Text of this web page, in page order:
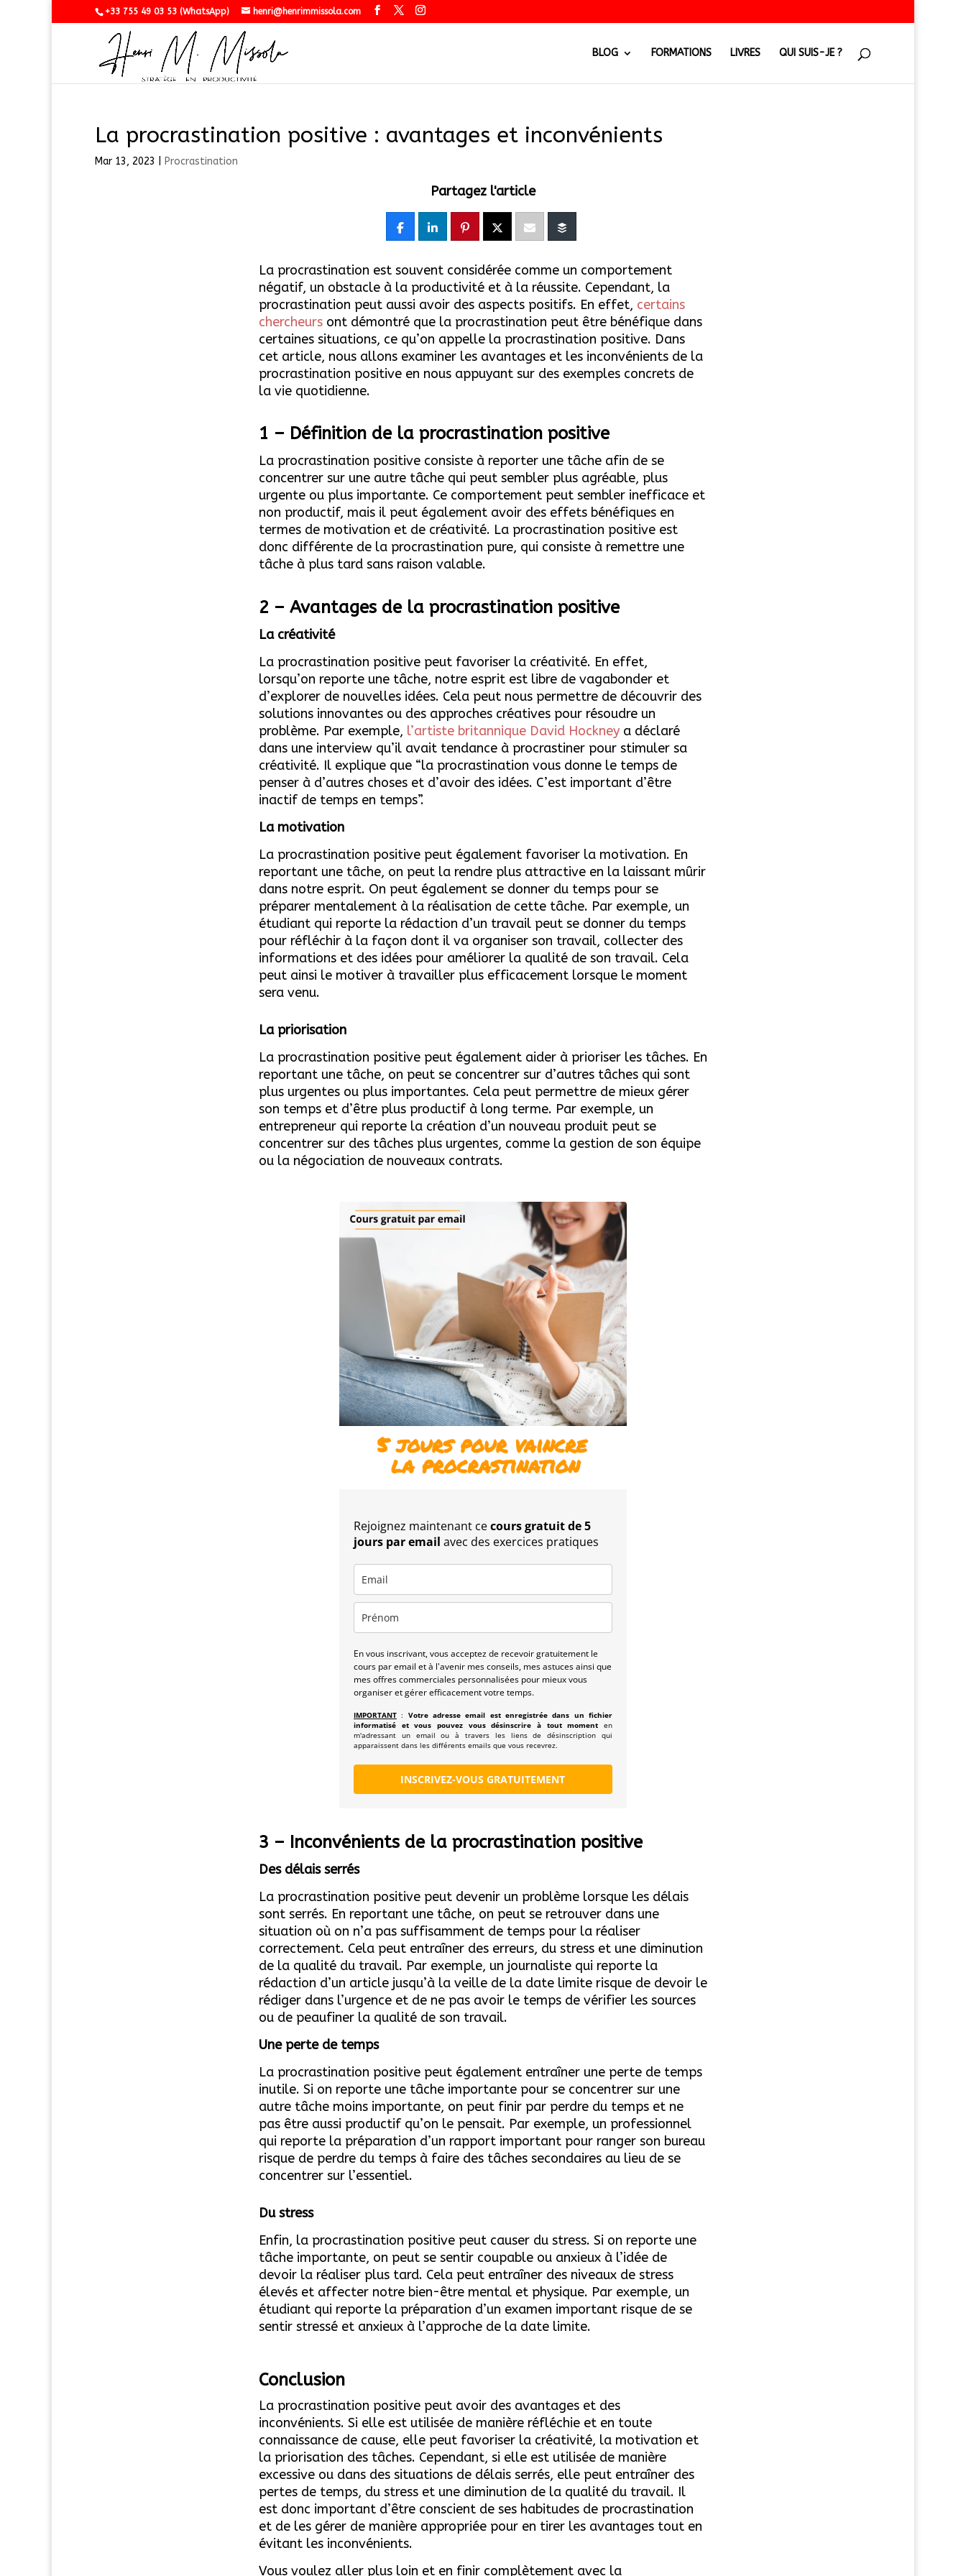
+33 755 49 03 53 (WhatsApp) henri@henrimmissola.com
BLOG FORMATIONS LIVRES QUI SUIS-JE ?
La procrastination positive : avantages et inconvénients
Mar 13, 2023 Procrastination
Partagez l'article
La procrastination est souvent considérée comme un comportement
négatif, un obstacle à la productivité et à la réussite. Cependant, la
procrastination peut aussi avoir des aspects positifs. En effet, certains
chercheursont démontré que la procrastination peut être bénéfique dans
certaines situations, ce qu’on appelle la procrastination positive. Dans
cet article, nous allons examiner les avantages et les inconvénients de la
procrastination positive en nous appuyant sur des exemples concrets de
la vie quotidienne.
1 – Définition de la procrastination positive
La procrastination positive consiste à reporter une tâche afin de se
concentrer sur une autre tâche qui peut sembler plus agréable, plus
urgente ou plus importante. Ce comportement peut sembler inefficace et
non productif, mais il peut également avoir des effets bénéfiques en
termes de motivation et de créativité. La procrastination positive est
donc différente de la procrastination pure, qui consiste à remettre une
tâche à plus tard sans raison valable.
2 – Avantages de la procrastination positive
La créativité
La procrastination positive peut favoriser la créativité. En effet,
lorsqu’on reporte une tâche, notre esprit est libre de vagabonder et
d’explorer de nouvelles idées. Cela peut nous permettre de découvrir des
solutions innovantes ou des approches créatives pour résoudre un
problème. Par exemple, l’artiste britannique David Hockneya déclaré
dans une interview qu’il avait tendance à procrastiner pour stimuler sa
créativité. Il explique que “la procrastination vous donne le temps de
penser à d’autres choses et d’avoir des idées. C’est important d’être
inactif de temps en temps”.
La motivation
La procrastination positive peut également favoriser la motivation. En
reportant une tâche, on peut la rendre plus attractive en la laissant mûrir
dans notre esprit. On peut également se donner du temps pour se
préparer mentalement à la réalisation de cette tâche. Par exemple, un
étudiant qui reporte la rédaction d’un travail peut se donner du temps
pour réfléchir à la façon dont il va organiser son travail, collecter des
informations et des idées pour améliorer la qualité de son travail. Cela
peut ainsi le motiver à travailler plus efficacement lorsque le moment
sera venu.
La priorisation
La procrastination positive peut également aider à prioriser les tâches. En
reportant une tâche, on peut se concentrer sur d’autres tâches qui sont
plus urgentes ou plus importantes. Cela peut permettre de mieux gérer
son temps et d’être plus productif à long terme. Par exemple, un
entrepreneur qui reporte la création d’un nouveau produit peut se
concentrer sur des tâches plus urgentes, comme la gestion de son équipe
ou la négociation de nouveaux contrats.
Rejoignez maintenant cecours gratuit de 5
jours par email avec des exercices pratiques
En vous inscrivant, vous acceptez de recevoir gratuitement le
cours par email et à l'avenir mes conseils, mes astuces ainsi que
mes offres commerciales personnalisées pour mieux vous
organiser et gérer efficacement votre temps.
IMPORTANT: Votre adresse email est enregistrée dans un fichier
informatisé et vous pouvez vous désinscrire à tout moment en
m'adressant un email ou à travers les liens de désinscription qui
apparaissent dans les différents emails que vous recevrez.
INSCRIVEZ-VOUS GRATUITEMENT
3 – Inconvénients de la procrastination positive
Des délais serrés
La procrastination positive peut devenir un problème lorsque les délais
sont serrés. En reportant une tâche, on peut se retrouver dans une
situation où on n’a pas suffisamment de temps pour la réaliser
correctement. Cela peut entraîner des erreurs, du stress et une diminution
de la qualité du travail. Par exemple, un journaliste qui reporte la
rédaction d’un article jusqu’à la veille de la date limite risque de devoir le
rédiger dans l’urgence et de ne pas avoir le temps de vérifier les sources
ou de peaufiner la qualité de son travail.
Une perte de temps
La procrastination positive peut également entraîner une perte de temps
inutile. Si on reporte une tâche importante pour se concentrer sur une
autre tâche moins importante, on peut finir par perdre du temps et ne
pas être aussi productif qu’on le pensait. Par exemple, un professionnel
qui reporte la préparation d’un rapport important pour ranger son bureau
risque de perdre du temps à faire des tâches secondaires au lieu de se
concentrer sur l’essentiel.
Du stress
Enfin, la procrastination positive peut causer du stress. Si on reporte une
tâche importante, on peut se sentir coupable ou anxieux à l’idée de
devoir la réaliser plus tard. Cela peut entraîner des niveaux de stress
élevés et affecter notre bien-être mental et physique. Par exemple, un
étudiant qui reporte la préparation d’un examen important risque de se
sentir stressé et anxieux à l’approche de la date limite.
Conclusion
La procrastination positive peut avoir des avantages et des
inconvénients. Si elle est utilisée de manière réfléchie et en toute
connaissance de cause, elle peut favoriser la créativité, la motivation et
la priorisation des tâches. Cependant, si elle est utilisée de manière
excessive ou dans des situations de délais serrés, elle peut entraîner des
pertes de temps, du stress et une diminution de la qualité du travail. Il
est donc important d’être conscient de ses habitudes de procrastination
et de les gérer de manière appropriée pour en tirer les avantages tout en
évitant les inconvénients.
Vous voulez aller plus loin et en finir complètement avec la